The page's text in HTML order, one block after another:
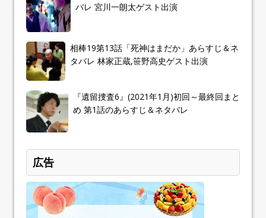
バレ 宮川一朗太ゲスト出演
相棒19第13話「死神はまだか」あらすじ＆ネ
タバレ 林家正蔵,笹野高史ゲスト出演
『遺留捜査6』(2021年1月)初回～最終回まと
め 第1話のあらすじ＆ネタバレ
広告